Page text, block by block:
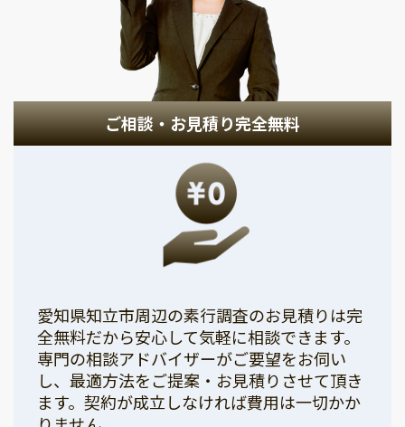
ご相談・お見積り完全無料
愛知県知立市周辺の素行調査のお見積りは完
全無料だから安心して気軽に相談できます。
専門の相談アドバイザーがご要望をお伺い
し、最適方法をご提案・お見積りさせて頂き
ます。契約が成立しなければ費用は一切かか